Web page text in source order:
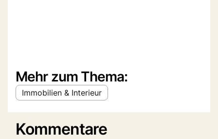
Mehr zum Thema:
Immobilien & Interieur
Kommentare